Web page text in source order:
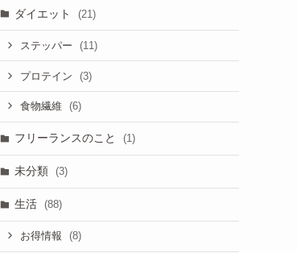
ダイエット (21)
ステッパー (11)
プロテイン (3)
食物繊維 (6)
フリーランスのこと (1)
未分類 (3)
生活 (88)
お得情報 (8)